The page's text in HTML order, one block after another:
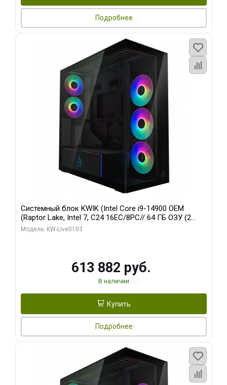
Подробнее
Системный блок KWIK (Intel Core i9-14900 OEM
(Raptor Lake, Intel 7, C24 16EC/8PC// 64 ГБ ОЗУ (2
модуля)/ Afox RTX4090 24GB GDDR6X 384-Bit 3xDP
Модель: KW-Live0103
613 882 руб.
В наличии
Купить
Подробнее